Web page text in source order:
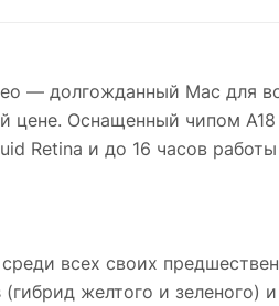
— долгожданный Mac для
цене. Оснащенный чипом
Retina и до 16 часов
всех своих
желтого и зеленого)